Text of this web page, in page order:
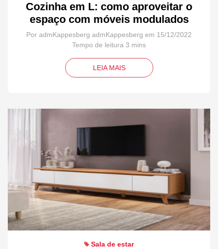
Cozinha em L: como aproveitar o
espaço com móveis modulados
Por admKappesberg admKappesberg em 15/12/2022
LEIA MAIS
Sala de estar